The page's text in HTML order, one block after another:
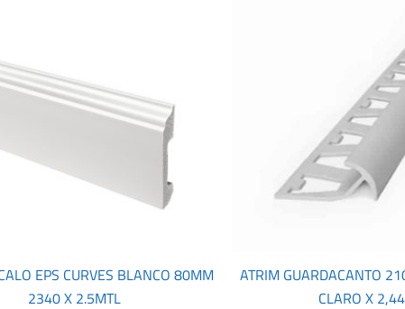
EPS CURVES BLANCO 80MM
2340 X 2.5MTL
ATRIM GUARDACANTO
CLARO X